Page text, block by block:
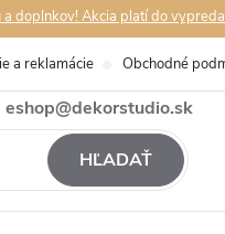
doplnkov! Akcia platí do
eshop@dekorstudio.sk
a reklamácie Obchodné
HĽADAŤ